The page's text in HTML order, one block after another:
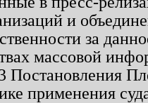
и
за
массовой
Постановления
применения